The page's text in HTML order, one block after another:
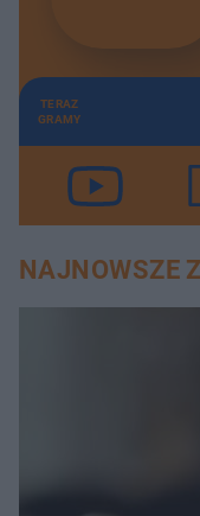
TERAZ
GRAMY
NAJNOWSZE